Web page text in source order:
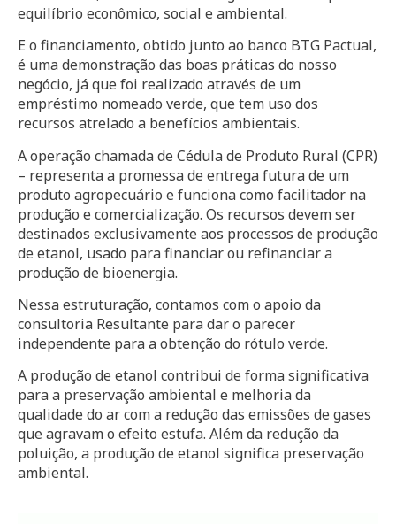
equilíbrio econômico, social e ambiental.
E o financiamento, obtido junto ao banco BTG Pactual,
é uma demonstração das boas práticas do nosso
negócio, já que foi realizado através de um
empréstimo nomeado verde, que tem uso dos
recursos atrelado a benefícios ambientais.
A operação chamada de Cédula de Produto Rural (CPR)
– representa a promessa de entrega futura de um
produto agropecuário e funciona como facilitador na
produção e comercialização. Os recursos devem ser
destinados exclusivamente aos processos de produção
de etanol, usado para financiar ou refinanciar a
produção de bioenergia.
Nessa estruturação, contamos com o apoio da
consultoria Resultante para dar o parecer
independente para a obtenção do rótulo verde.
A produção de etanol contribui de forma significativa
para a preservação ambiental e melhoria da
qualidade do ar com a redução das emissões de gases
que agravam o efeito estufa. Além da redução da
poluição, a produção de etanol significa preservação
ambiental.